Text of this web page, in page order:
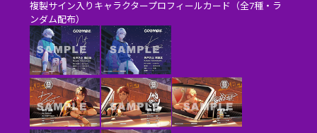
複製サイン入りキャラクタープロフィールカード（全7種・ラ
ンダム配布）